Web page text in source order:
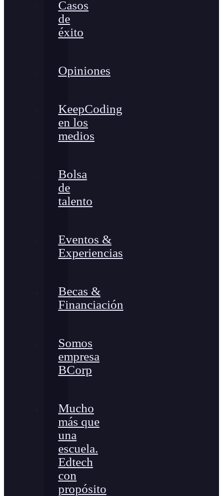
Casos
de
éxito
Opiniones
KeepCoding
en los
medios
Bolsa
de
talento
Eventos &
Experiencias
Becas &
Financiación
Somos
empresa
BCorp
Mucho
más que
una
escuela.
Edtech
con
propósito